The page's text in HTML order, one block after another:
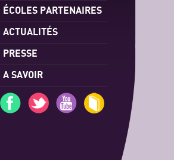
ÉCOLES PARTENAIRES
ACTUALITÉS
PRESSE
A SAVOIR